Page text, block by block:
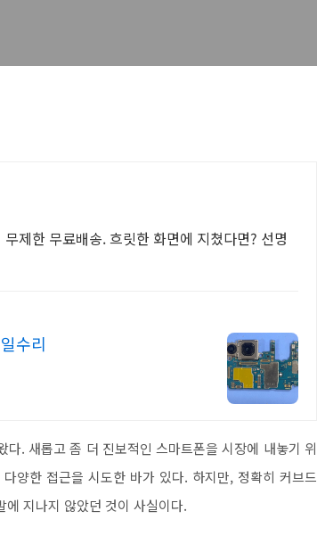
제한 무료배송. 흐릿한 화면에 지쳤다면? 선명
수리
. 새롭고 좀 더 진보적인 스마트폰을 시장에 내놓기 위
양한 접근을 시도한 바가 있다. 하지만, 정확히 커브드
지나지 않았던 것이 사실이다.